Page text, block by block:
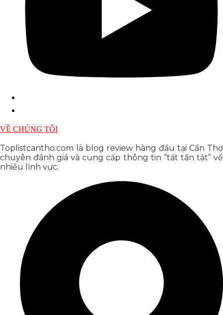
VỀ CHÚNG TÔI
Toplistcantho.com là blog review hàng đầu tại Cần Thơ
chuyên đánh giá và cung cấp thông tin “tất tần tật” về
nhiều lĩnh vực.